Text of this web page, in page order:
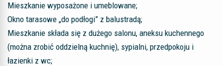
Mieszkanie wyposażone i umeblowane;
Okno tarasowe „do podłogi” z balustradą;
Mieszkanie składa się z dużego salonu, aneksu kuchennego
(można zrobić oddzielną kuchnię), sypialni, przedpokoju i
łazienki z wc;